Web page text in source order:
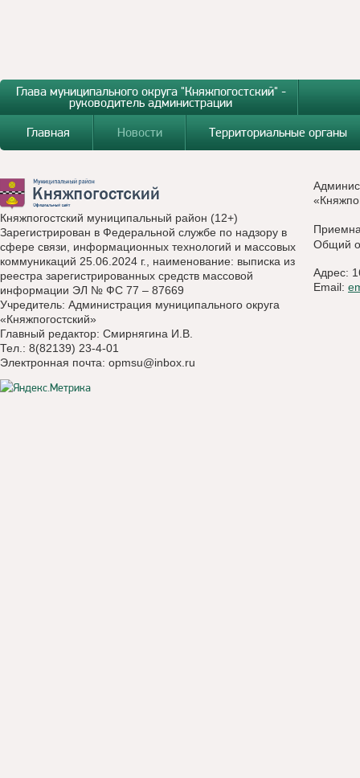
Глава муниципального округа "Княжпогостский" -
руководитель администрации
Главная
Новости Территориальные органы
Княжпогостский муниципальный район (12+)
Зарегистрирован в Федеральной службе по надзору в
сфере связи, информационных технологий и массовых
коммуникаций 25.06.2024 г., наименование: выписка из
реестра зарегистрированных средств массовой
информации ЭЛ № ФС 77 – 87669
Учредитель: Администрация муниципального округа
«Княжпогостский»
Главный редактор: Смирнягина И.В.
Тел.: 8(82139) 23-4-01
Электронная почта: opmsu@inbox.ru
Общий
Адрес:
Email: